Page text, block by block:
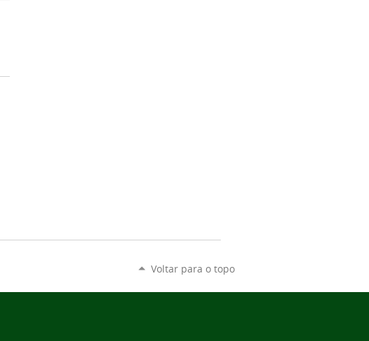
Voltar para o topo